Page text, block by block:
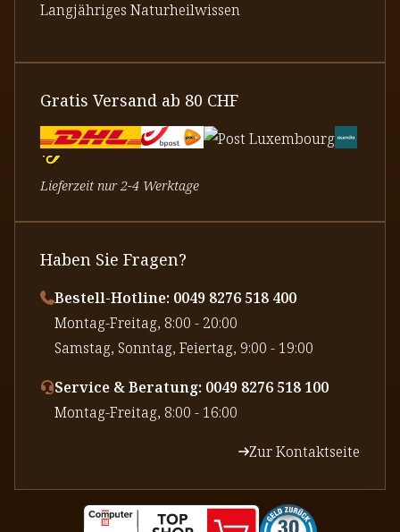
Langjähriges Naturheilwissen
Gratis Versand ab 80 CHF
Lieferzeit nur 2-4 Werktage
Haben Sie Fragen?
Bestell-Hotline: 0049 8276 518 400
⁠Montag-Freitag, 8:00 - 20:00
⁠Samstag, Sonntag, Feiertag, 9:00 - 19:00
Service & Beratung: 0049 8276 518 100
⁠Montag-Freitag, 8:00 - 16:00
Zur Kontaktseite